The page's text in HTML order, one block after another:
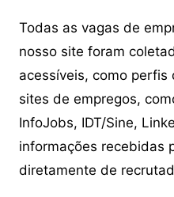
Todas as vagas de
nosso site foram
acessíveis, como perfis
sites de empregos,
InfoJobs, IDT/Sine,
informações recebidas
diretamente de